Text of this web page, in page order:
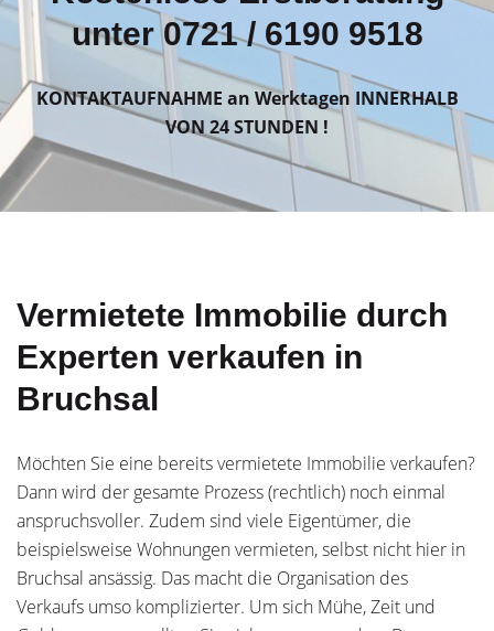
unter 0721 / 6190 9518
KONTAKTAUFNAHME an Werktagen INNERHALB
VON 24 STUNDEN !
Vermietete Immobilie durch
Experten verkaufen in
Bruchsal
Möchten Sie eine bereits vermietete Immobilie verkaufen?
Dann wird der gesamte Prozess (rechtlich) noch einmal
anspruchsvoller. Zudem sind viele Eigentümer, die
beispielsweise Wohnungen vermieten, selbst nicht hier in
Bruchsal ansässig. Das macht die Organisation des
Verkaufs umso komplizierter. Um sich Mühe, Zeit und